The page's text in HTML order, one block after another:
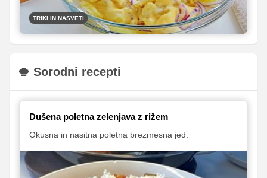
TRIKI IN NASVETI
Sorodni recepti
Dušena poletna zelenjava z rižem
Okusna in nasitna poletna brezmesna jed.